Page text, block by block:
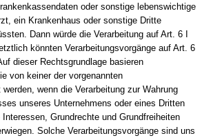
oder sonstige lebenswichtige
ein Krankenhaus oder sonstige Dritte
Dann würde die Verarbeitung auf Art. 6 I
könnten Verarbeitungsvorgänge auf Art. 6
dieser Rechtsgrundlage basieren
von keiner der vorgenannten
wenn die Verarbeitung zur Wahrung
unseres Unternehmens oder eines Dritten
Grundrechte und Grundfreiheiten
Solche Verarbeitungsvorgänge sind uns